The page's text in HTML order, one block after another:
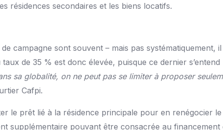
résidences secondaires et les biens locatifs.
campagne sont souvent – mais pas systématiquement,
de 35 % est donc élevée, puisque ce dernier
sa globalité, on ne peut pas se limiter à proposer
Cafpi.
le prêt lié à la résidence principale pour en renégocier
supplémentaire pouvant être consacrée au financement